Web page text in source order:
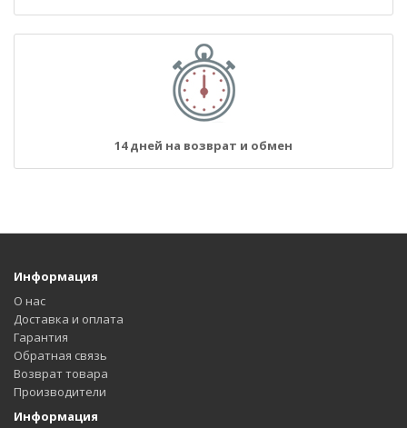
14 дней на возврат и обмен
Информация
О нас
Доставка и оплата
Гарантия
Обратная связь
Возврат товара
Производители
Информация